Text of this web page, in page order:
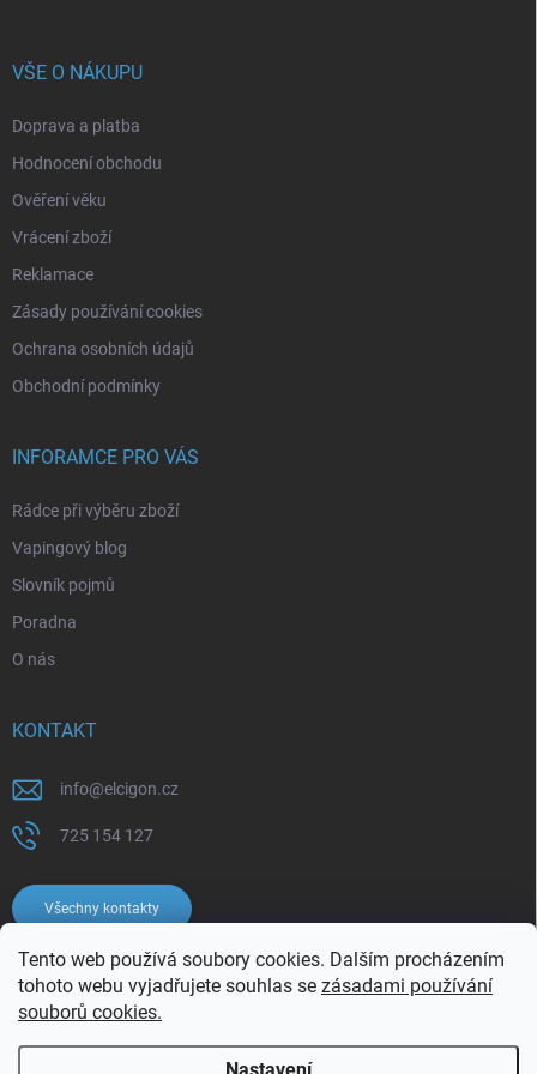
Tento web používá soubory cookies. Dalším procházením
tohoto webu vyjadřujete souhlas se zásadami používání
souborů cookies.
VŠE O NÁKUPU
Doprava a platba
Hodnocení obchodu
Ověření věku
Vrácení zboží
Reklamace
Zásady používání cookies
Ochrana osobních údajů
Obchodní podmínky
INFORAMCE PRO VÁS
Rádce při výběru zboží
Vapingový blog
Slovník pojmů
Poradna
O nás
KONTAKT
info@elcigon.cz
725 154 127
Všechny kontakty